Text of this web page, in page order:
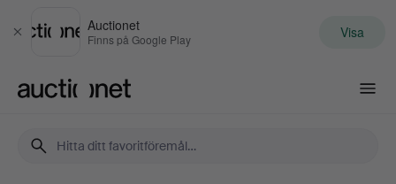
Stäng
Auctionet
Finns på Google Play Visa